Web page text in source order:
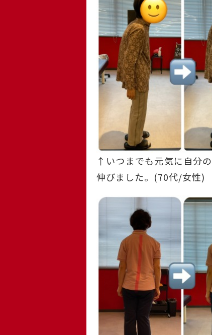
↑いつまでも元気に自分
伸びました。(70代/女性)